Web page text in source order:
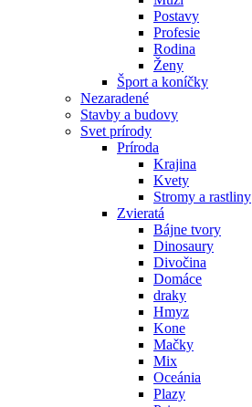
Postavy
Profesie
Rodina
Ženy
Šport a koníčky
Nezaradené
Stavby a budovy
Svet prírody
Príroda
Krajina
Kvety
Stromy a rastliny
Zvieratá
Bájne tvory
Dinosaury
Divočina
Domáce
draky
Hmyz
Kone
Mačky
Mix
Oceánia
Plazy